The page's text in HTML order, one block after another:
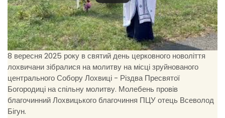
8 вересня 2025 року в святий день церковного новоліття
лохвичани зібралися на молитву на місці зруйнованого
центрального Собору Лохвиці - Різдва Пресвятої
Богородиці на спільну молитву. Молебень провів
благочинний Лохвицького благочиння ПЦУ отець Всеволод
Бігун.